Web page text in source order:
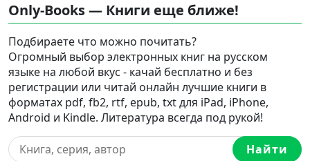
Only-Books — Книги еще ближе!
Подбираете что можно почитать?
Огромный выбор электронных книг на русском
языке на любой вкус - качай бесплатно и без
регистрации или читай онлайн лучшие книги в
форматах pdf, fb2, rtf, epub, txt для iPad, iPhone,
Android и Kindle. Литература всегда под рукой!
Найти